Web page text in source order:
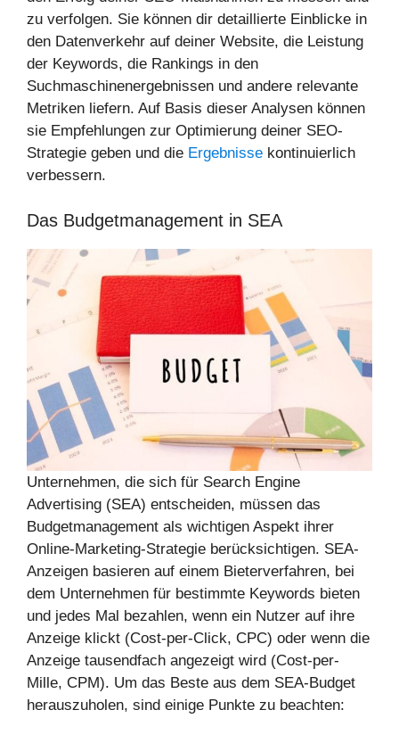
zu verfolgen. Sie können dir detaillierte Einblicke in
den Datenverkehr auf deiner Website, die Leistung
der Keywords, die Rankings in den
Suchmaschinenergebnissen und andere relevante
Metriken liefern. Auf Basis dieser Analysen können
sie Empfehlungen zur Optimierung deiner SEO-
Strategie geben und die Ergebnisse kontinuierlich
verbessern.
Das Budgetmanagement in SEA
Unternehmen, die sich für Search Engine
Advertising (SEA) entscheiden, müssen das
Budgetmanagement als wichtigen Aspekt ihrer
Online-Marketing-Strategie berücksichtigen. SEA-
Anzeigen basieren auf einem Bieterverfahren, bei
dem Unternehmen für bestimmte Keywords bieten
und jedes Mal bezahlen, wenn ein Nutzer auf ihre
Anzeige klickt (Cost-per-Click, CPC) oder wenn die
Anzeige tausendfach angezeigt wird (Cost-per-
Mille, CPM). Um das Beste aus dem SEA-Budget
herauszuholen, sind einige Punkte zu beachten: